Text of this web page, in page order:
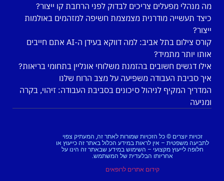
מה מנהלי מפעלים צריכים לבדוק לפני הרחבת קו ייצור?
כיצד תעשייה מודרנית מצמצמת חשיפה למזהמים באולמות
ייצור?
קורס צילום בתל אביב: למה דווקא בעידן ה-AI אתם חייבים
אותו יותר מתמיד?
אילו דגשים חשובים בהזמנת משלוחי אונליין בתחומי בריאות?
איך סביבת העבודה משפיעה על מצב הרוח שלנו
המדריך המקיף לניהול סיכונים בסביבת העבודה: זיהוי, בקרה
ומניעה
זכויות יוצרים © כל הזכויות שמורות לאתר זה, המעתיק צפוי
לתביעה משפטית – אין לראות במידע הכלול באתר זה כייעוץ או
חלופה לייעוץ מקצועי – השימוש במידע שבאתר זה הינו על
אחריותו הבלעדית של המשתמש.
קידום אתרים לרופאים